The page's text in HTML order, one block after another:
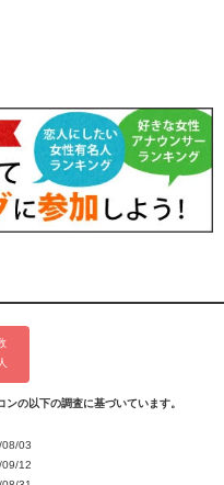
人
の以下の調査に基づいています。
03
12